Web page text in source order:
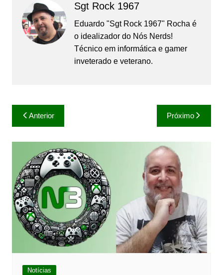
Sgt Rock 1967
Eduardo "Sgt Rock 1967" Rocha é
o idealizador do Nós Nerds!
Técnico em informática e gamer
inveterado e veterano.
Navegação
de
Post
Anterior Próximo
Notícias